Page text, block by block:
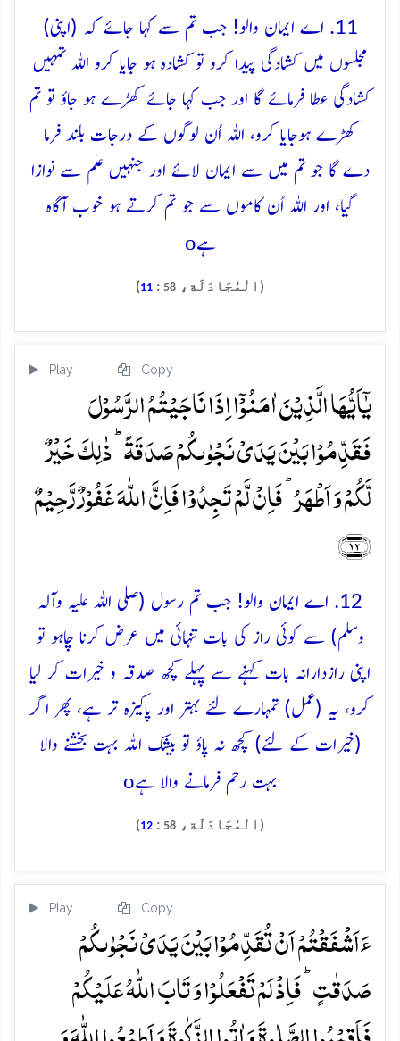
11. اے ایمان والو! جب تم سے کہا جائے کہ (اپنی)
مجلسوں میں کشادگی پیدا کرو تو کشادہ ہو جایا کرو اللہ تمہیں
کشادگی عطا فرمائے گا اور جب کہا جائے کھڑے ہو جاؤ تو تم
کھڑے ہوجایا کرو، اللہ اُن لوگوں کے درجات بلند فرما
دے گا جو تم میں سے ایمان لائے اور جنہیں علم سے نوازا
گیا، اور اللہ اُن کاموں سے جو تم کرتے ہو خوب آگاہ
ہےo
(الْمُجَادَلَة، 58
:
11
)
Play Copy
یٰۤاَیُّہَا الَّذِیۡنَ اٰمَنُوۡۤا اِذَا نَاجَیۡتُمُ الرَّسُوۡلَ
فَقَدِّمُوۡا بَیۡنَ یَدَیۡ نَجۡوٰىکُمۡ صَدَقَۃً ؕ ذٰلِکَ خَیۡرٌ
لَّکُمۡ وَ اَطۡہَرُ ؕ فَاِنۡ لَّمۡ تَجِدُوۡا فَاِنَّ اللّٰہَ غَفُوۡرٌ رَّحِیۡمٌ
﴿۱۲﴾
12. اے ایمان والو! جب تم رسول (صلی اللہ علیہ وآلہ
وسلم) سے کوئی راز کی بات تنہائی میں عرض کرنا چاہو تو
اپنی رازدارانہ بات کہنے سے پہلے کچھ صدقہ و خیرات کر لیا
کرو، یہ (عمل) تمہارے لئے بہتر اور پاکیزہ تر ہے، پھر اگر
(خیرات کے لئے) کچھ نہ پاؤ تو بیشک اللہ بہت بخشنے والا
بہت رحم فرمانے والا ہےo
(الْمُجَادَلَة، 58
:
12
)
Play Copy
ءَاَشۡفَقۡتُمۡ اَنۡ تُقَدِّمُوۡا بَیۡنَ یَدَیۡ نَجۡوٰىکُمۡ
صَدَقٰتٍ ؕ فَاِذۡ لَمۡ تَفۡعَلُوۡا وَ تَابَ اللّٰہُ عَلَیۡکُمۡ